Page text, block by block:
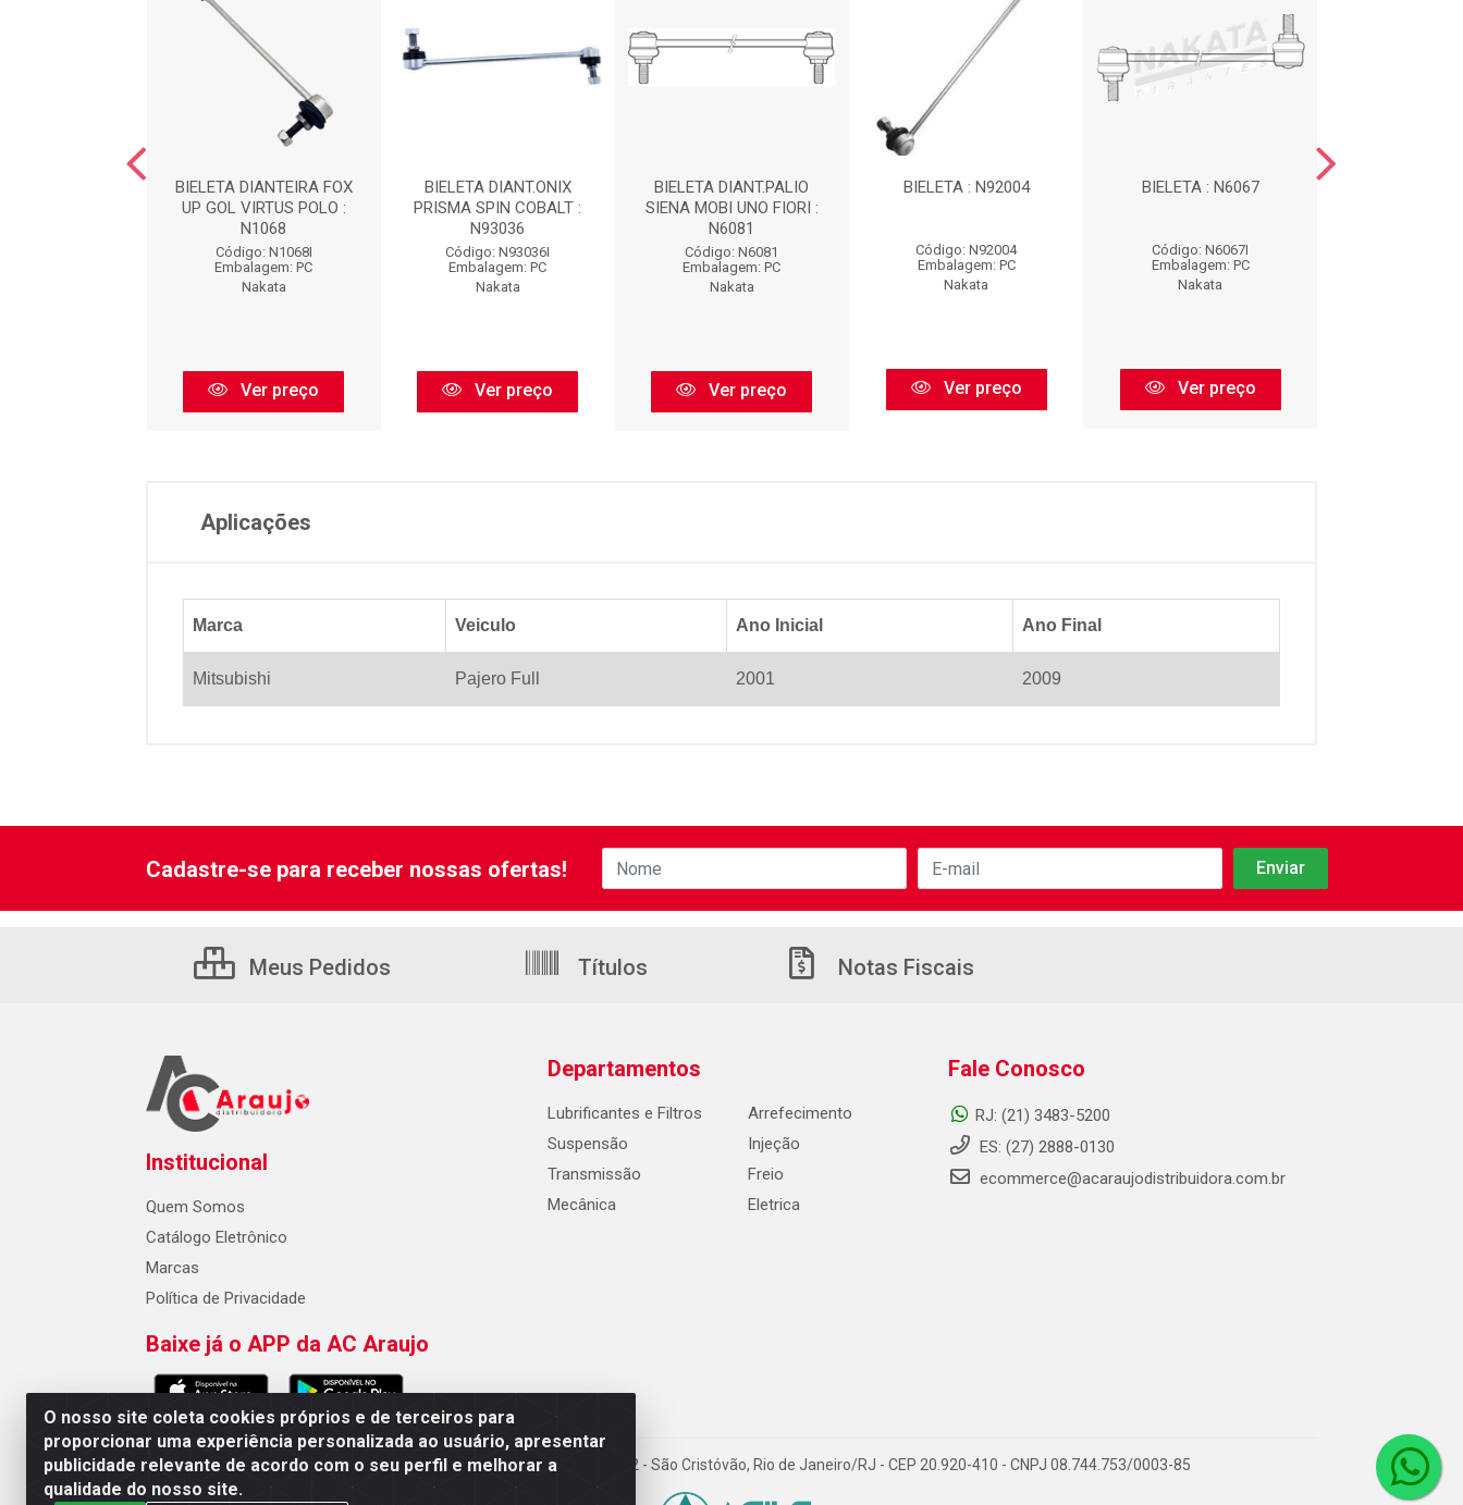
BIELETA DIANTEIRA FOX
UP GOL VIRTUS POLO :
N1068
Código: N1068I
Embalagem: PC
Nakata
Ver preço
BIELETA DIANT.ONIX
PRISMA SPIN COBALT :
N93036
Código: N93036I
Embalagem: PC
Nakata
Ver preço
BIELETA DIANT.PALIO
SIENA MOBI UNO FIORI :
N6081
Código: N6081
Embalagem: PC
Nakata
Ver preço
BIELETA : N92004
Código: N92004
Embalagem: PC
Nakata
Ver preço
BIELETA : N6067
Código: N6067I
Embalagem: PC
Nakata
Ver preço
Aplicações
Marca Veiculo Ano Inicial Ano Final
Mitsubishi Pajero Full 2001 2009
O nosso site coleta cookies próprios e de terceiros para
proporcionar uma experiência personalizada ao usuário, apresentar
publicidade relevante de acordo com o seu perfil e melhorar a
qualidade do nosso site.
Cadastre-se para receber nossas ofertas!
Meus Pedidos Títulos Notas Fiscais
Institucional
Quem Somos
Catálogo Eletrônico
Marcas
Política de Privacidade
Baixe já o APP da AC Araujo
Departamentos
Lubrificantes e Filtros
Suspensão
Transmissão
Mecânica
Arrefecimento
Injeção
Freio
Eletrica
Fale Conosco
RJ: (21) 3483-5200
ES: (27) 2888-0130
ecommerce@acaraujodistribuidora.com.br
AC Araujo Distribuidora - Rua Carneiro de Campos, 42 - São Cristóvão, Rio de Janeiro/RJ - CEP 20.920-410 - CNPJ 08.744.753/0003-85